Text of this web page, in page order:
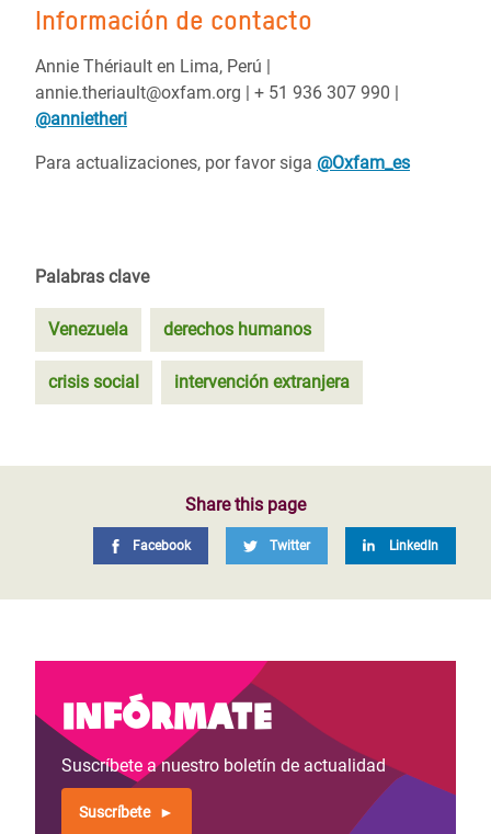
Información de contacto
Annie Thériault en Lima, Perú |
annie.theriault@oxfam.org | + 51 936 307 990 |
@annietheri
Para actualizaciones, por favor siga @Oxfam_es
Palabras clave
Venezuela derechos humanos
crisis social intervención extranjera
Share this page
Facebook Twitter LinkedIn
Infórmate
Suscríbete a nuestro boletín de actualidad
Suscríbete